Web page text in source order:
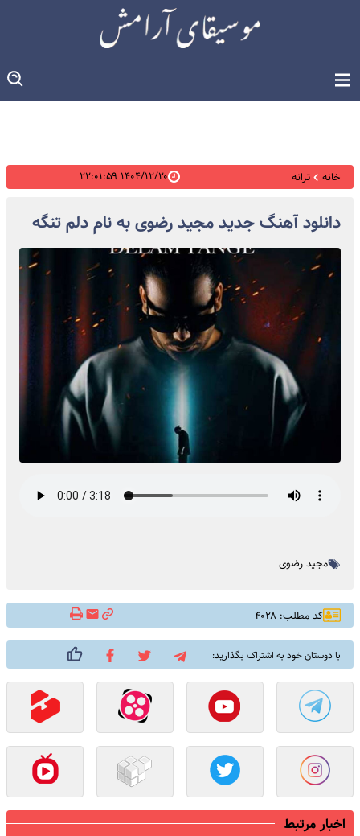
خانه ترانه ۱۴۰۴/۱۲/۲۰ ۲۲:۰۱:۵۹
دانلود آهنگ جدید مجید رضوی به نام دلم تنگه
مجید رضوی
کد مطلب: ۴۰۲۸
با دوستان خود به اشتراک بگذارید:
اخبار مرتبط